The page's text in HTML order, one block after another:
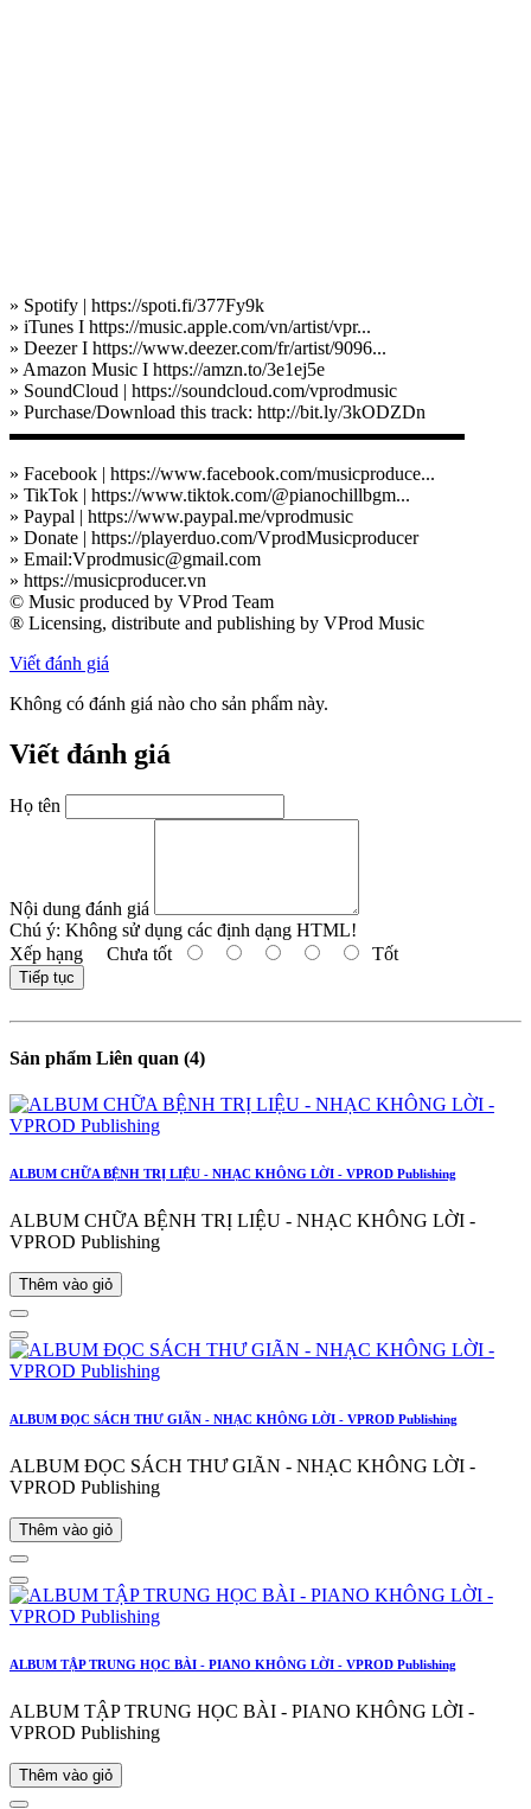
» Spotify | https://spoti.fi/377Fy9k
» iTunes I https://music.apple.com/vn/artist/vpr...
» Deezer I https://www.deezer.com/fr/artist/9096...
» Amazon Music I https://amzn.to/3e1ej5e
» SoundCloud | https://soundcloud.com/vprodmusic
» Purchase/Download this track: http://bit.ly/3kODZDn
▬▬▬▬▬▬▬▬▬▬▬▬▬▬▬▬▬▬▬▬▬▬▬▬
» Facebook | https://www.facebook.com/musicproduce...
» TikTok | https://www.tiktok.com/@pianochillbgm...
» Paypal | https://www.paypal.me/vprodmusic
» Donate | https://playerduo.com/VprodMusicproducer
» Email:Vprodmusic@gmail.com
» https://musicproducer.vn
© Music produced by VProd Team
® Licensing, distribute and publishing by VProd Music
Viết đánh giá
Không có đánh giá nào cho sản phẩm này.
Viết đánh giá
Họ tên
Nội dung đánh giá
Chú ý: Không sử dụng các định dạng HTML!
Xếp hạng Chưa tốt Tốt
Tiếp tục
Sản phẩm Liên quan (4)
ALBUM CHỮA BỆNH TRỊ LIỆU - NHẠC KHÔNG LỜI - VPROD Publishing
ALBUM CHỮA BỆNH TRỊ LIỆU - NHẠC KHÔNG LỜI -
VPROD Publishing
Thêm vào giỏ
ALBUM ĐỌC SÁCH THƯ GIÃN - NHẠC KHÔNG LỜI - VPROD Publishing
ALBUM ĐỌC SÁCH THƯ GIÃN - NHẠC KHÔNG LỜI -
VPROD Publishing
Thêm vào giỏ
ALBUM TẬP TRUNG HỌC BÀI - PIANO KHÔNG LỜI - VPROD Publishing
ALBUM TẬP TRUNG HỌC BÀI - PIANO KHÔNG LỜI -
VPROD Publishing
Thêm vào giỏ